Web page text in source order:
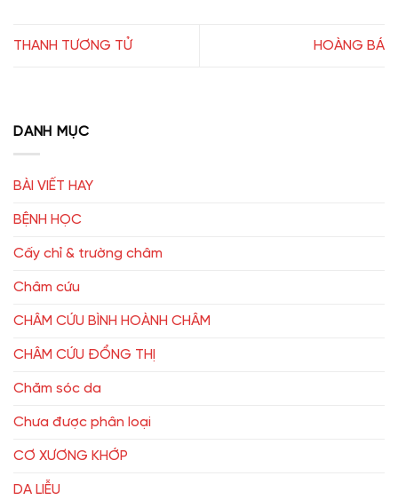
THANH TƯƠNG TỬ HOÀNG BÁ
DANH MỤC
BÀI VIẾT HAY
BỆNH HỌC
Cấy chỉ & trường châm
Châm cứu
CHÂM CỨU BÌNH HOÀNH CHÂM
CHÂM CỨU ĐỔNG THỊ
Chăm sóc da
Chưa được phân loại
CƠ XƯƠNG KHỚP
DA LIỄU